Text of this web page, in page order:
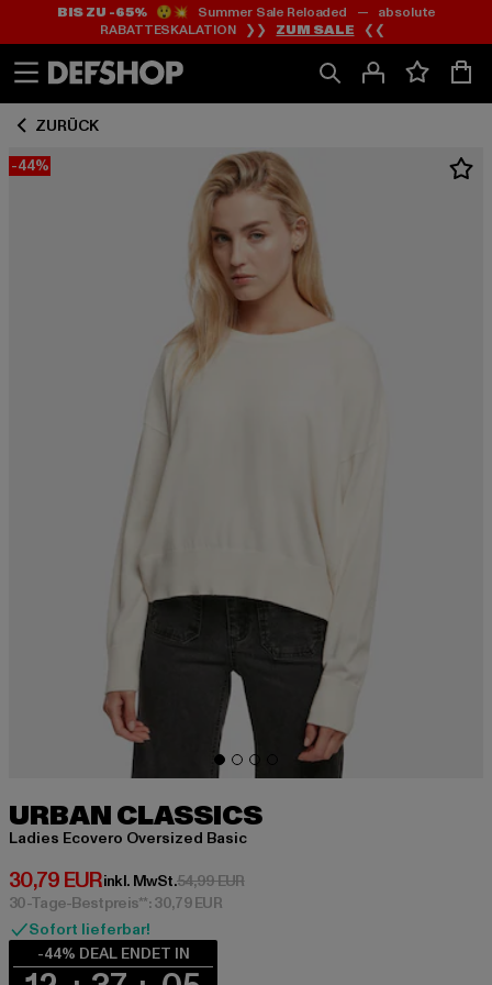
Zum
Inhalt
springen
Zum
Fußzeile
springen
BIS ZU -65%😲💥 Summer Sale Reloaded — absolute
RABATTESKALATION ❯❯ ZUM SALE ❮❮
ZURÜCK
-44%
URBAN CLASSICS
Ladies Ecovero Oversized Basic
30,79 EUR
Derzeitiger Preis: 30,79 EUR
inkl. MwSt.54,99 EURAktionspreis: 54,99 EUR
30-Tage-Bestpreis**: 30,79 EUR
Sofort lieferbar!
-44% DEAL ENDET IN